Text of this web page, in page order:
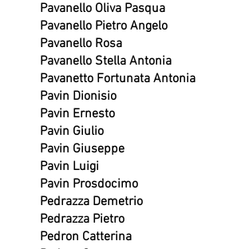
Pavanello Oliva Pasqua
Pavanello Pietro Angelo
Pavanello Rosa
Pavanello Stella Antonia
Pavanetto Fortunata Antonia
Pavin Dionisio
Pavin Ernesto
Pavin Giulio
Pavin Giuseppe
Pavin Luigi
Pavin Prosdocimo
Pedrazza Demetrio
Pedrazza Pietro
Pedron Catterina